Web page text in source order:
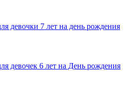
девочки 7 лет на день рождения
девочек 6 лет на День рождения